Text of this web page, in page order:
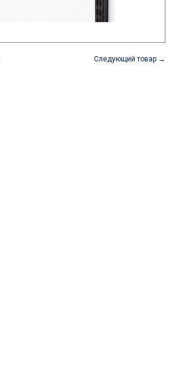
Следующий товар →